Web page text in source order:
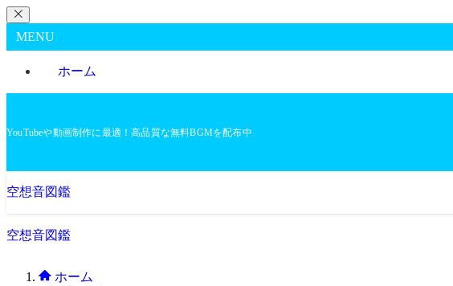
MENU
ホーム
YouTubeや動画制作に最適！高品質な無料BGMを配布中
空想音図鑑
空想音図鑑
ホーム